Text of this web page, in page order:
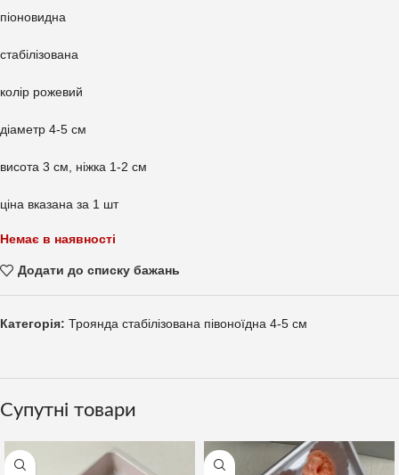
піоновидна
стабілізована
колір рожевий
діаметр 4-5 см
висота 3 см, ніжка 1-2 см
ціна вказана за 1 шт
Немає в наявності
Додати до списку бажань
Категорія: Троянда стабілізована півоноїдна 4-5 см
Супутні товари